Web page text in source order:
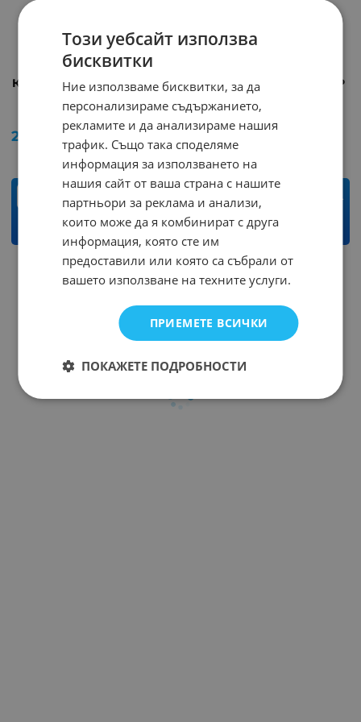
Кабел K-161-01/1.8м USB-5P
Арт.№: 36506
2.51 4.91
КУПИ
Кабел K-161-01/3м USB-5P
Арт.№: 21510
3.83
бр.
КУПИ
На страница по:
Този уебсайт използва
бисквитки
Ние използваме бисквитки, за да
персонализираме съдържанието,
рекламите и да анализираме нашия
трафик. Също така споделяме
информация за използването на
нашия сайт от ваша страна с нашите
партньори за реклама и анализи,
които може да я комбинират с друга
информация, която сте им
предоставили или която са събрали от
вашето използване на техните услуги.
ПРИЕМЕТЕ ВСИЧКИ
ПОКАЖЕТЕ ПОДРОБНОСТИ